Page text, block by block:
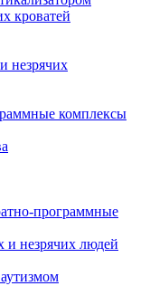
кроватей
незрячих
комплексы
программные
и незрячих людей